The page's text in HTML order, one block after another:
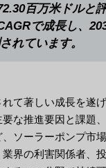
百万米ドルと
で成長し、
れています。
て著しい成長を遂
な推進要因と課題
ソーラーポンプ市
界の利害関係者、